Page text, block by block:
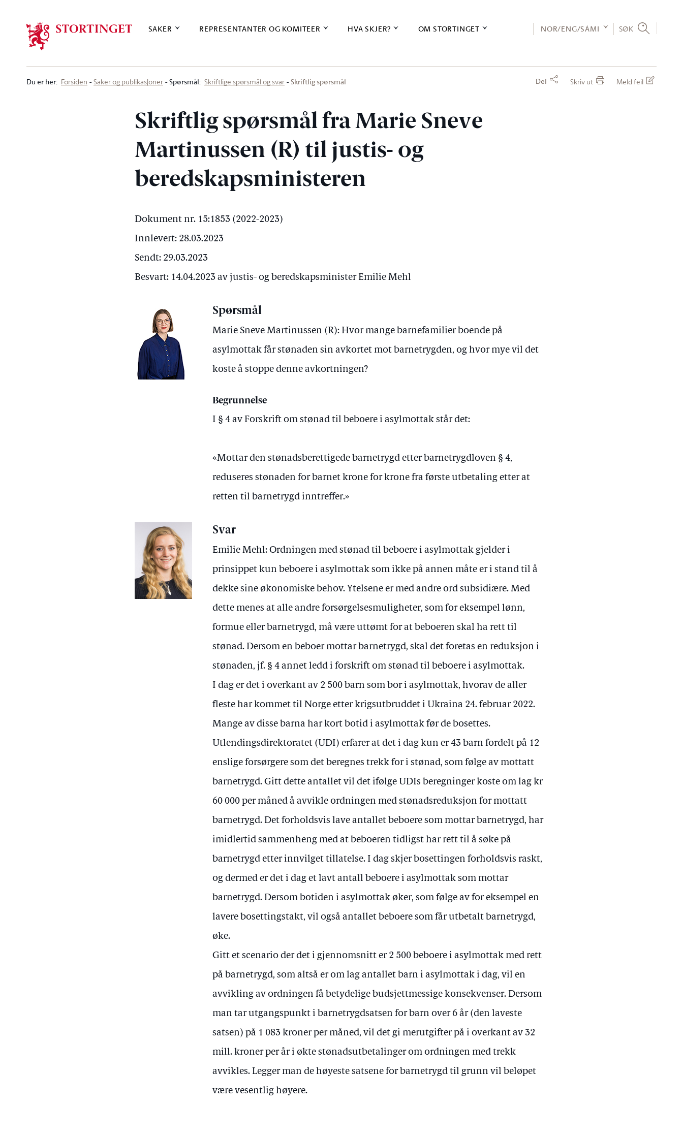
SAKER REPRESENTANTER OG KOMITEER HVA SKJER? OM STORTINGET NOR/ENG/SÁMI SØK
Du er her: Forsiden Saker og publikasjoner Spørsmål: Skriftlige spørsmål og svar Skriftlig spørsmål Del Skriv ut Meld feil
Skriftlig spørsmål fra Marie Sneve
Martinussen (R) til justis- og
beredskapsministeren
Dokument nr. 15:1853 (2022-2023)
Innlevert: 28.03.2023
Sendt: 29.03.2023
Besvart: 14.04.2023 av justis- og beredskapsminister Emilie Mehl
Spørsmål
Marie Sneve Martinussen (R): Hvor mange barnefamilier boende på
asylmottak får stønaden sin avkortet mot barnetrygden, og hvor mye vil det
koste å stoppe denne avkortningen?
Begrunnelse
I § 4 av Forskrift om stønad til beboere i asylmottak står det:
«Mottar den stønadsberettigede barnetrygd etter barnetrygdloven § 4,
reduseres stønaden for barnet krone for krone fra første utbetaling etter at
retten til barnetrygd inntreffer.»
Svar
Emilie Mehl: Ordningen med stønad til beboere i asylmottak gjelder i
prinsippet kun beboere i asylmottak som ikke på annen måte er i stand til å
dekke sine økonomiske behov. Ytelsene er med andre ord subsidiære. Med
dette menes at alle andre forsørgelsesmuligheter, som for eksempel lønn,
formue eller barnetrygd, må være uttømt for at beboeren skal ha rett til
stønad. Dersom en beboer mottar barnetrygd, skal det foretas en reduksjon i
stønaden, jf. § 4 annet ledd i forskrift om stønad til beboere i asylmottak.
I dag er det i overkant av 2 500 barn som bor i asylmottak, hvorav de aller
fleste har kommet til Norge etter krigsutbruddet i Ukraina 24. februar 2022.
Mange av disse barna har kort botid i asylmottak før de bosettes.
Utlendingsdirektoratet (UDI) erfarer at det i dag kun er 43 barn fordelt på 12
enslige forsørgere som det beregnes trekk for i stønad, som følge av mottatt
barnetrygd. Gitt dette antallet vil det ifølge UDIs beregninger koste om lag kr
60 000 per måned å avvikle ordningen med stønadsreduksjon for mottatt
barnetrygd. Det forholdsvis lave antallet beboere som mottar barnetrygd, har
imidlertid sammenheng med at beboeren tidligst har rett til å søke på
barnetrygd etter innvilget tillatelse. I dag skjer bosettingen forholdsvis raskt,
og dermed er det i dag et lavt antall beboere i asylmottak som mottar
barnetrygd. Dersom botiden i asylmottak øker, som følge av for eksempel en
lavere bosettingstakt, vil også antallet beboere som får utbetalt barnetrygd,
øke.
Gitt et scenario der det i gjennomsnitt er 2 500 beboere i asylmottak med rett
på barnetrygd, som altså er om lag antallet barn i asylmottak i dag, vil en
avvikling av ordningen få betydelige budsjettmessige konsekvenser. Dersom
man tar utgangspunkt i barnetrygdsatsen for barn over 6 år (den laveste
satsen) på 1 083 kroner per måned, vil det gi merutgifter på i overkant av 32
mill. kroner per år i økte stønadsutbetalinger om ordningen med trekk
avvikles. Legger man de høyeste satsene for barnetrygd til grunn vil beløpet
være vesentlig høyere.